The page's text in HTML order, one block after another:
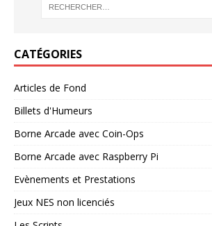
CATÉGORIES
Articles de Fond
Billets d'Humeurs
Borne Arcade avec Coin-Ops
Borne Arcade avec Raspberry Pi
Evènements et Prestations
Jeux NES non licenciés